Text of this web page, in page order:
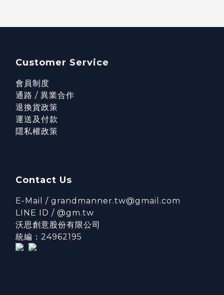
Customer Service
會員制度
通路 / 異業合作
退換貨政策
運送及付款
隱私權政策
Contact Us
E-Mail / grandmanner.tw@gmail.com
LINE ID / @gm.tw
沃思創意股份有限公司
統編：24962195